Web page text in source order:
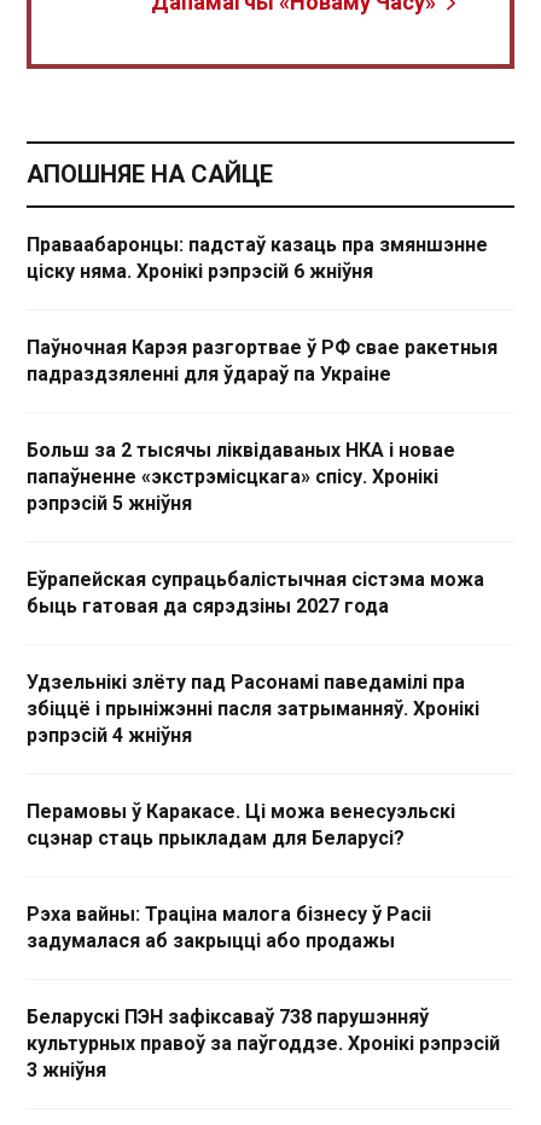
АПОШНЯЕ НА САЙЦЕ
Праваабаронцы: падстаў казаць пра змяншэнне
ціску няма. Хронікі рэпрэсій 6 жніўня
Паўночная Карэя разгортвае ў РФ свае ракетныя
падраздзяленні для ўдараў па Украіне
Больш за 2 тысячы ліквідаваных НКА і новае
папаўненне «экстрэмісцкага» спісу. Хронікі
рэпрэсій 5 жніўня
Еўрапейская супрацьбалістычная сістэма можа
быць гатовая да сярэдзіны 2027 года
Удзельнікі злёту пад Расонамі паведамілі пра
збіццё і прыніжэнні пасля затрыманняў. Хронікі
рэпрэсій 4 жніўня
Перамовы ў Каракасе. Ці можа венесуэльскі
сцэнар стаць прыкладам для Беларусі?
Рэха вайны: Траціна малога бізнесу ў Расіі
задумалася аб закрыцці або продажы
Беларускі ПЭН зафіксаваў 738 парушэнняў
культурных правоў за паўгоддзе. Хронікі рэпрэсій
3 жніўня